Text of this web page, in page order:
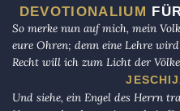
DEVOTIONALIUM
So merke nun auf mich, mein
eure Ohren; denn eine Lehre
Recht will ich zum Licht der
Und siehe, ein Engel des Herrn